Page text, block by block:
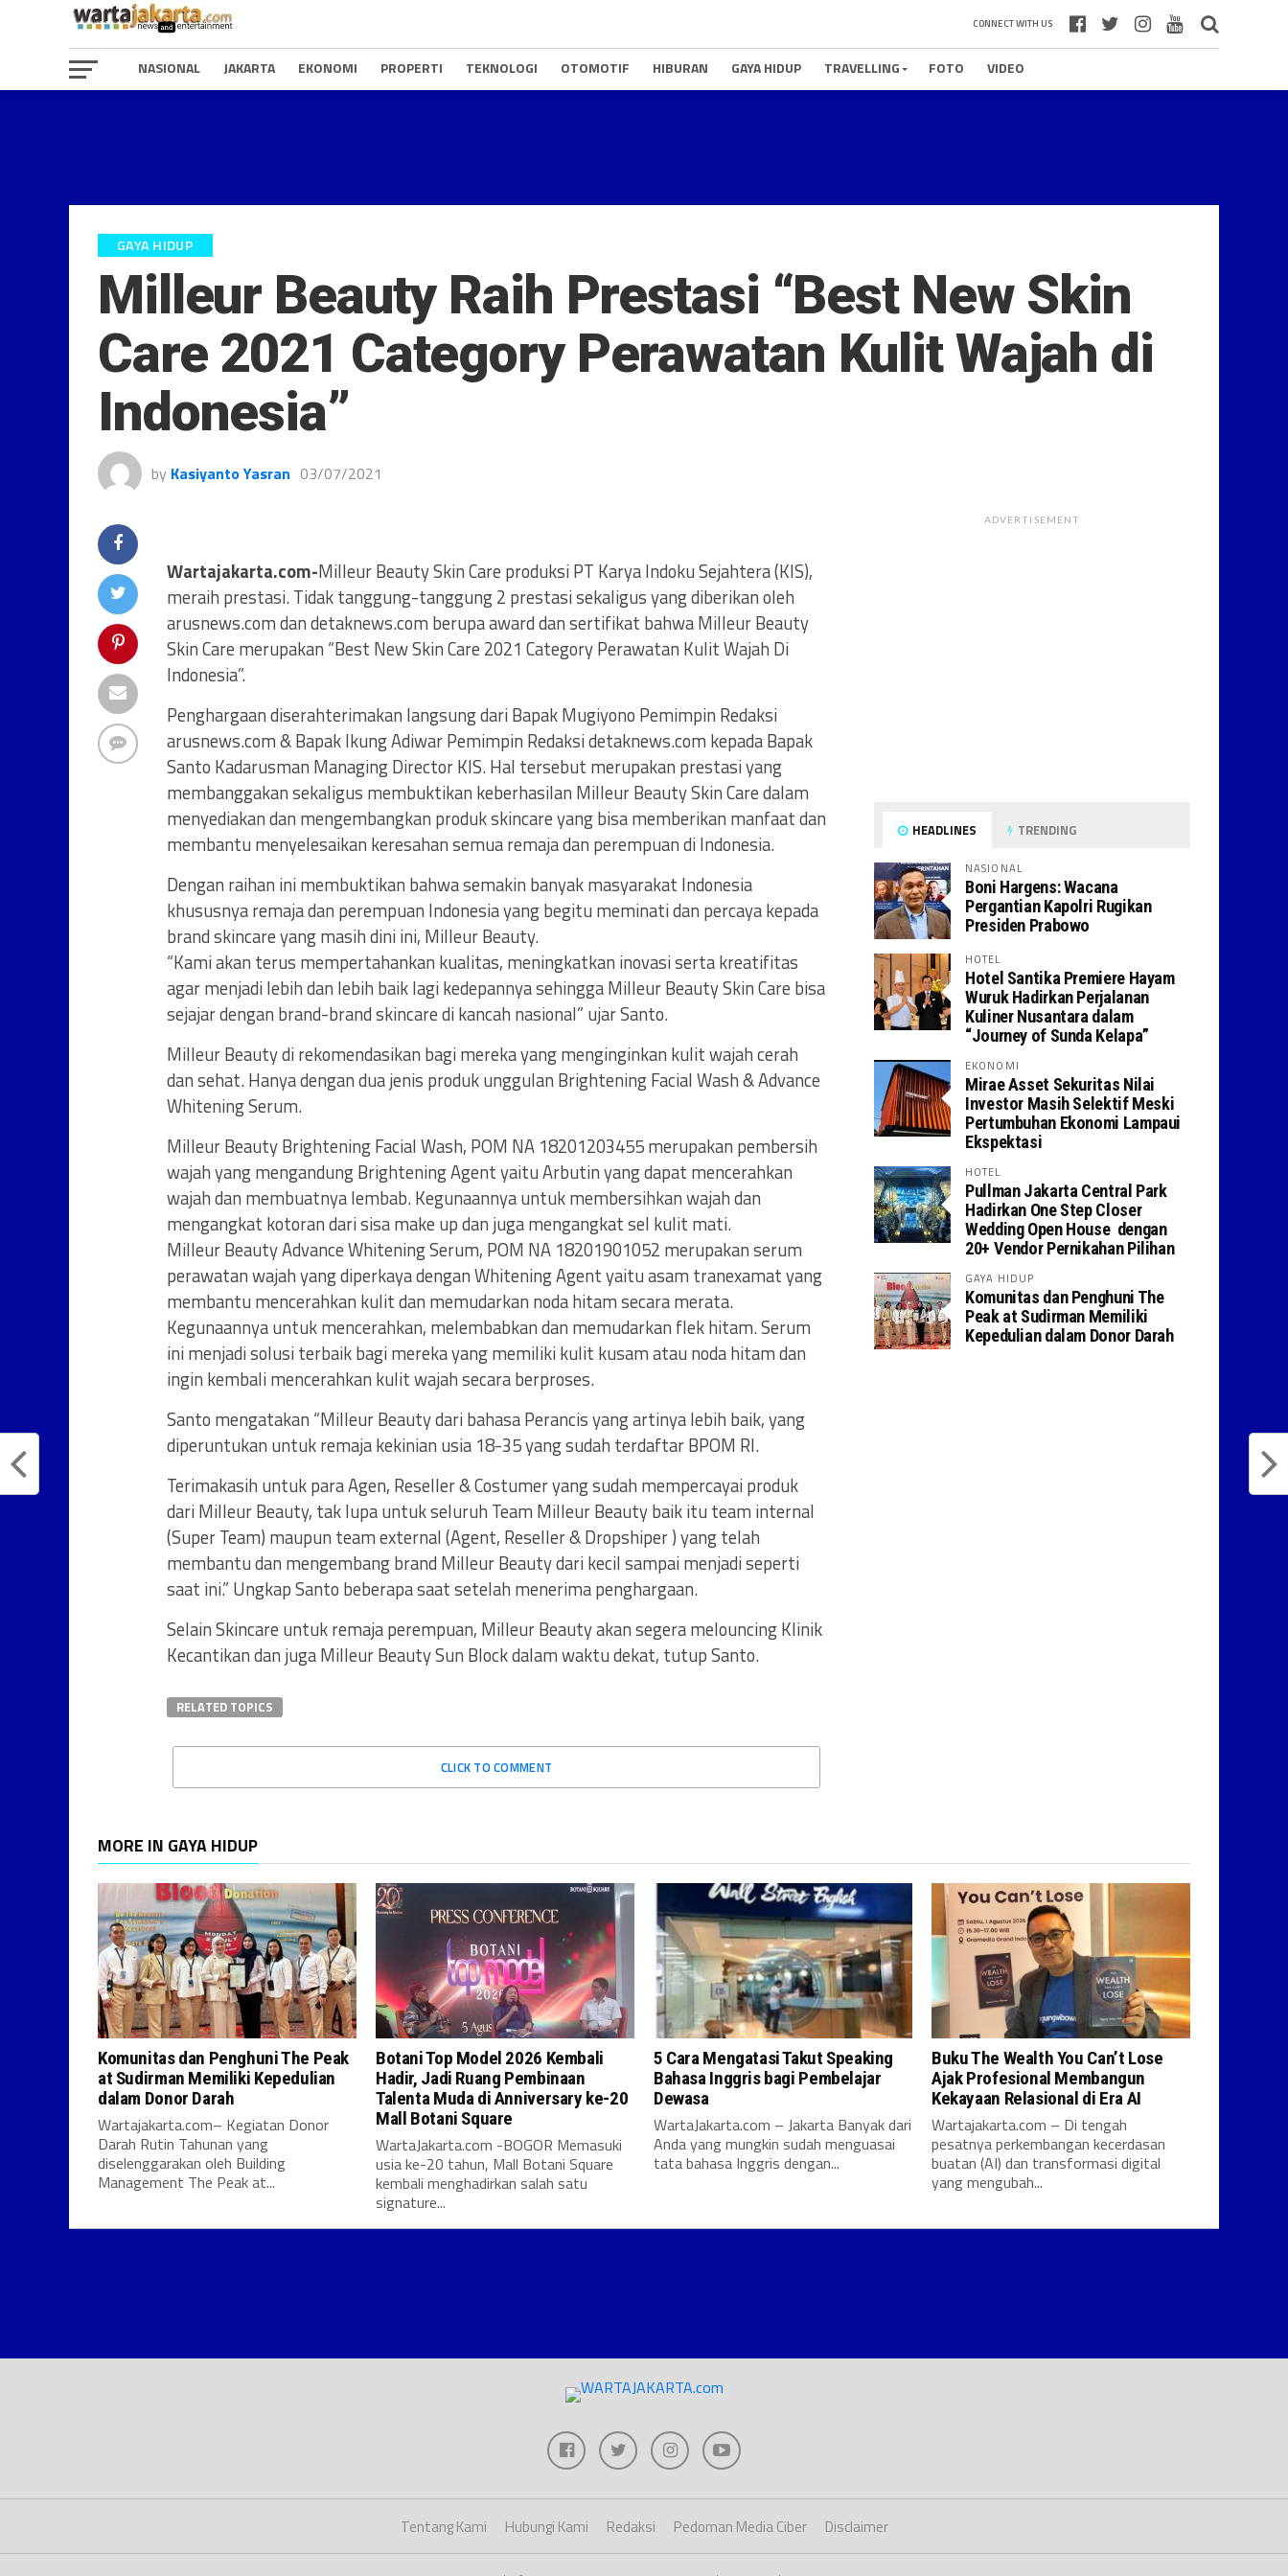
CONNECT WITH US
NASIONAL JAKARTA EKONOMI PROPERTI TEKNOLOGI OTOMOTIF HIBURAN GAYA HIDUP TRAVELLING FOTO VIDEO
GAYA HIDUP
Milleur Beauty Raih Prestasi “Best New Skin
Care 2021 Category Perawatan Kulit Wajah di
Indonesia”
by Kasiyanto Yasran 03/07/2021
Wartajakarta.com-Milleur Beauty Skin Care produksi PT Karya Indoku Sejahtera (KIS),
meraih prestasi. Tidak tanggung-tanggung 2 prestasi sekaligus yang diberikan oleh
arusnews.com dan detaknews.com berupa award dan sertifikat bahwa Milleur Beauty
Skin Care merupakan “Best New Skin Care 2021 Category Perawatan Kulit Wajah Di
Indonesia”.
Penghargaan diserahterimakan langsung dari Bapak Mugiyono Pemimpin Redaksi
arusnews.com & Bapak Ikung Adiwar Pemimpin Redaksi detaknews.com kepada Bapak
Santo Kadarusman Managing Director KIS. Hal tersebut merupakan prestasi yang
membanggakan sekaligus membuktikan keberhasilan Milleur Beauty Skin Care dalam
menyediakan dan mengembangkan produk skincare yang bisa memberikan manfaat dan
membantu menyelesaikan keresahan semua remaja dan perempuan di Indonesia.
Dengan raihan ini membuktikan bahwa semakin banyak masyarakat Indonesia
khususnya remaja dan perempuan Indonesia yang begitu meminati dan percaya kepada
brand skincare yang masih dini ini, Milleur Beauty.
“Kami akan terus mempertahankan kualitas, meningkatkan inovasi serta kreatifitas
agar menjadi lebih dan lebih baik lagi kedepannya sehingga Milleur Beauty Skin Care bisa
sejajar dengan brand-brand skincare di kancah nasional” ujar Santo.
Milleur Beauty di rekomendasikan bagi mereka yang menginginkan kulit wajah cerah
dan sehat. Hanya dengan dua jenis produk unggulan Brightening Facial Wash & Advance
Whitening Serum.
Milleur Beauty Brightening Facial Wash, POM NA 18201203455 merupakan pembersih
wajah yang mengandung Brightening Agent yaitu Arbutin yang dapat mencerahkan
wajah dan membuatnya lembab. Kegunaannya untuk membersihkan wajah dan
mengangkat kotoran dari sisa make up dan juga mengangkat sel kulit mati.
Milleur Beauty Advance Whitening Serum, POM NA 18201901052 merupakan serum
perawatan wajah yang diperkaya dengan Whitening Agent yaitu asam tranexamat yang
membantu mencerahkan kulit dan memudarkan noda hitam secara merata.
Kegunaannya untuk mencerahkan, melembabkan dan memudarkan flek hitam. Serum
ini menjadi solusi terbaik bagi mereka yang memiliki kulit kusam atau noda hitam dan
ingin kembali mencerahkan kulit wajah secara berproses.
Santo mengatakan “Milleur Beauty dari bahasa Perancis yang artinya lebih baik, yang
diperuntukan untuk remaja kekinian usia 18-35 yang sudah terdaftar BPOM RI.
Terimakasih untuk para Agen, Reseller & Costumer yang sudah mempercayai produk
dari Milleur Beauty, tak lupa untuk seluruh Team Milleur Beauty baik itu team internal
(Super Team) maupun team external (Agent, Reseller & Dropshiper ) yang telah
membantu dan mengembang brand Milleur Beauty dari kecil sampai menjadi seperti
saat ini.” Ungkap Santo beberapa saat setelah menerima penghargaan.
Selain Skincare untuk remaja perempuan, Milleur Beauty akan segera melouncing Klinik
Kecantikan dan juga Milleur Beauty Sun Block dalam waktu dekat, tutup Santo.
RELATED TOPICS
CLICK TO COMMENT
ADVERTISEMENT
HEADLINES TRENDING
NASIONAL
Boni Hargens: Wacana
Pergantian Kapolri Rugikan
Presiden Prabowo
HOTEL
Hotel Santika Premiere Hayam
Wuruk Hadirkan Perjalanan
Kuliner Nusantara dalam
“Journey of Sunda Kelapa”
EKONOMI
Mirae Asset Sekuritas Nilai
Investor Masih Selektif Meski
Pertumbuhan Ekonomi Lampaui
Ekspektasi
HOTEL
Pullman Jakarta Central Park
Hadirkan One Step Closer
Wedding Open House dengan
20+ Vendor Pernikahan Pilihan
GAYA HIDUP
Komunitas dan Penghuni The
Peak at Sudirman Memiliki
Kepedulian dalam Donor Darah
MORE IN GAYA HIDUP
Komunitas dan Penghuni The Peak
at Sudirman Memiliki Kepedulian
dalam Donor Darah
Wartajakarta.com– Kegiatan Donor
Darah Rutin Tahunan yang
diselenggarakan oleh Building
Management The Peak at...
Botani Top Model 2026 Kembali
Hadir, Jadi Ruang Pembinaan
Talenta Muda di Anniversary ke-20
Mall Botani Square
WartaJakarta.com -BOGOR Memasuki
usia ke-20 tahun, Mall Botani Square
kembali menghadirkan salah satu
signature...
5 Cara Mengatasi Takut Speaking
Bahasa Inggris bagi Pembelajar
Dewasa
WartaJakarta.com – Jakarta Banyak dari
Anda yang mungkin sudah menguasai
tata bahasa Inggris dengan...
Buku The Wealth You Can’t Lose
Ajak Profesional Membangun
Kekayaan Relasional di Era AI
Wartajakarta.com – Di tengah
pesatnya perkembangan kecerdasan
buatan (AI) dan transformasi digital
yang mengubah...
Tentang Kami Hubungi Kami Redaksi Pedoman Media Ciber Disclaimer